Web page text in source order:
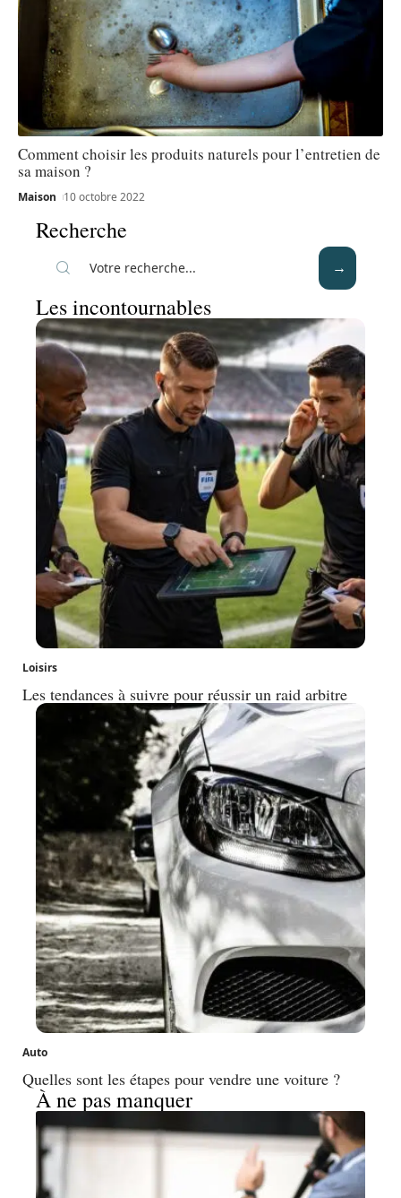
Comment choisir les produits naturels pour l’entretien de
sa maison ?
Maison 10 octobre 2022
Recherche
Les incontournables
Loisirs
Les tendances à suivre pour réussir un raid arbitre
Auto
Quelles sont les étapes pour vendre une voiture ?
À ne pas manquer